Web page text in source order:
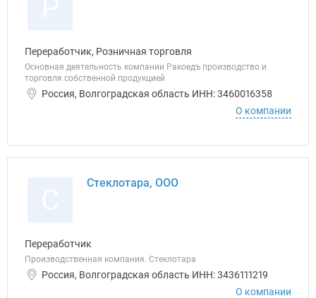
Переработчик, Розничная торговля
Основная деятельность компании Ракоедъ производство и
торговля собственной продукцией
Россия, Волгоградская область ИНН: 3460016358
О компании
Стеклотара, ООО
Переработчик
Производственная компания. Стеклотара
Россия, Волгоградская область ИНН: 3436111219
О компании